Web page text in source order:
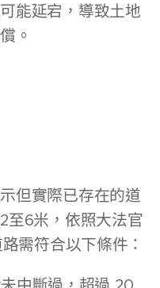
能延宕，導致土地
。
但實際已存在的道
至6米，依照大法官
需符合以下條件：